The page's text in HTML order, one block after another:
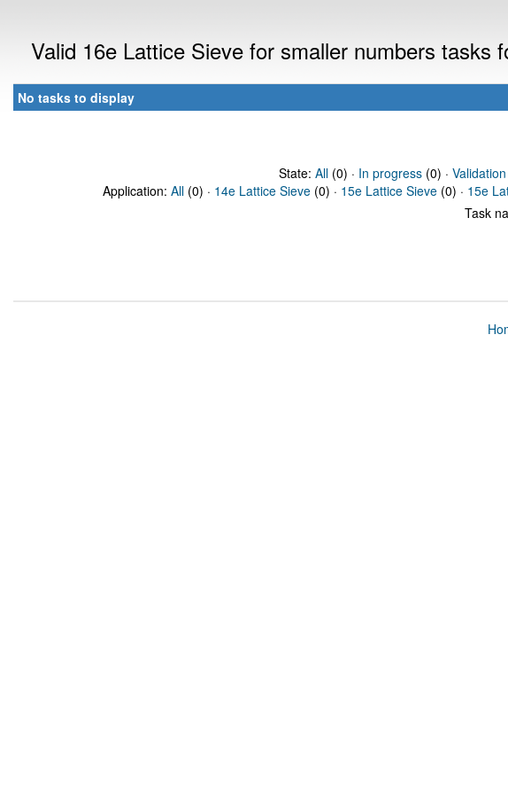
Valid 16e Lattice Sieve for smaller numbers tasks
No tasks to display
State: All(0) · In progress(0) ·
Application: All (0) · 14e Lattice Sieve (0) · 15e Lattice Sieve (0) · 15e
Task